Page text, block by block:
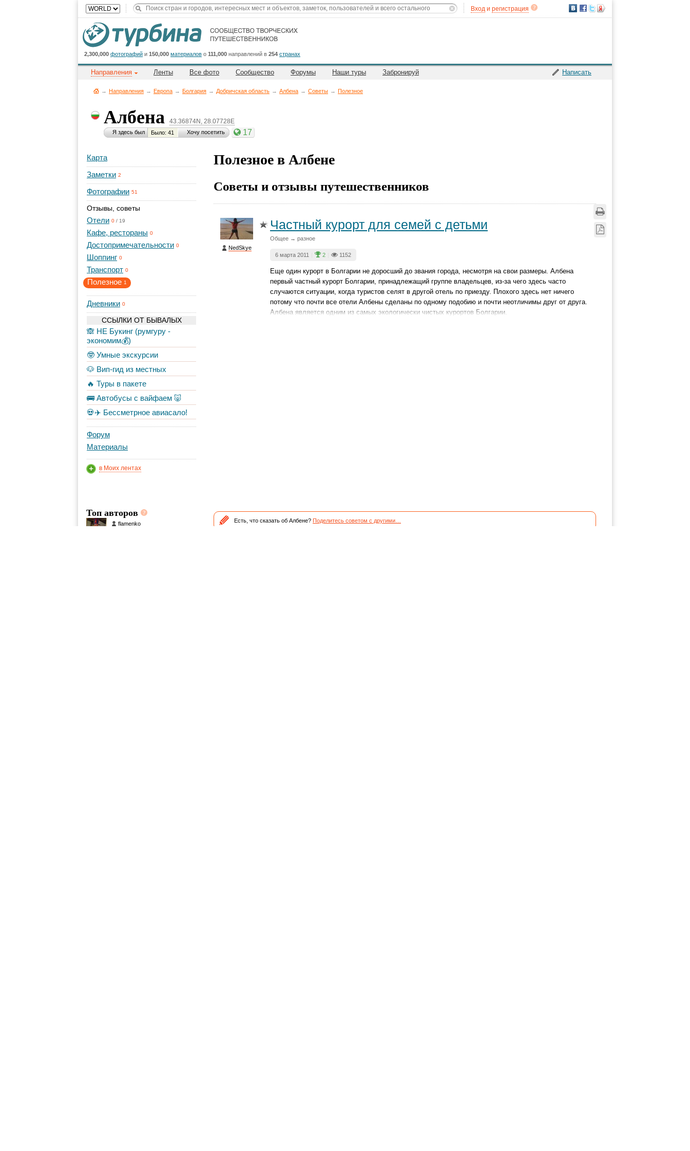
Вход и регистрация
2,300,000 фотографий и 150,000 материалов о 111,000 направлений в 254 странах
Написать
Направления Ленты Все фото Сообщество Форумы Наши туры Забронируй
→ Направления → Европа → Болгария → Добричская область → Албена → Советы → Полезное
Албена 43.36874N, 28.07728E
Я здесь был Было: 41 Хочу посетить 17
Карта
Заметки 2
Фотографии 51
Отзывы, советы
Отели 0 / 19
Кафе, рестораны 0
Достопримечательности 0
Шоппинг 0
Транспорт 0
Полезное 1
Дневники 0
ССЫЛКИ ОТ БЫВАЛЫХ
🙈 НЕ Букинг (румгуру -
экономим💰)
🤓 Умные экскурсии
🐶 Вип-гид из местных
🔥 Туры в пакете
🚌 Автобусы с вайфаем 🐷
💀✈️ Бессметрное авиасало!
Форум
Материалы
в Моих лентах
Топ авторов
flamenko
Полезное в Албене
Советы и отзывы путешественников
NedSkye
Частный курорт для семей с детьми
Общее → разное
6 марта 2011 2 1152
Еще один курорт в Болгарии не доросший до звания города, несмотря на свои размеры. Албена
первый частный курорт Болгарии, принадлежащий группе владельцев, из-за чего здесь часто
случаются ситуации, когда туристов селят в другой отель по приезду. Плохого здесь нет ничего
потому что почти все отели Албены сделаны по одному подобию и почти неотличимы друг от друга.
Албена является одним из самых экологически чистых курортов Болгарии.
Есть, что сказать об Албене? Поделитесь советом с другими…